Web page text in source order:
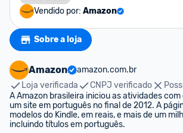
Vendido por: Amazon
Sobre a loja
Amazon
amazon.com.br
Loja verificada
CNPJ verificado
A Amazon brasileira iniciou as atividades
um site em português no final de 2012. A
modelos do Kindle, em reais, e mais de um
incluindo títulos em português.